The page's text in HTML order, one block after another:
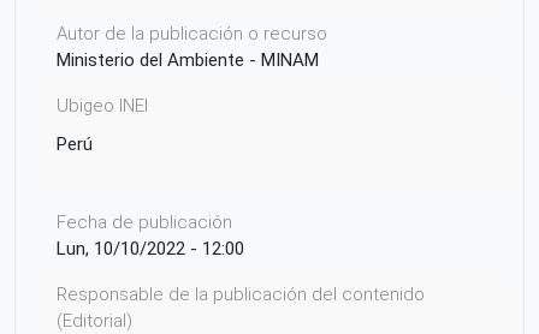
Autor de la publicación o recurso
Ministerio del Ambiente - MINAM
Ubigeo INEI
Perú
Fecha de publicación
Lun, 10/10/2022 - 12:00
Responsable de la publicación del contenido
(Editorial)